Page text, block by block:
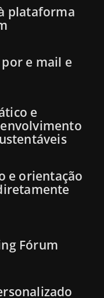
plataforma
e mail e
e
e orientação
Fórum